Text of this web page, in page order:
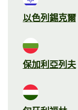
以色列錫克爾
保加利亞列夫